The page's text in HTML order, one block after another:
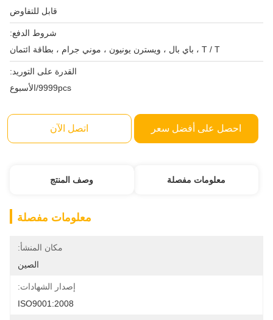
قابل للتفاوض
شروط الدفع:
T / T ، باي بال ، ويسترن يونيون ، موني جرام ، بطاقة ائتمان
القدرة على التوريد:
9999pcs/الأسبوع
احصل على أفضل سعر اتصل الآن
معلومات مفصلة وصف المنتج
معلومات مفصلة
مكان المنشأ:
الصين
إصدار الشهادات:
ISO9001:2008